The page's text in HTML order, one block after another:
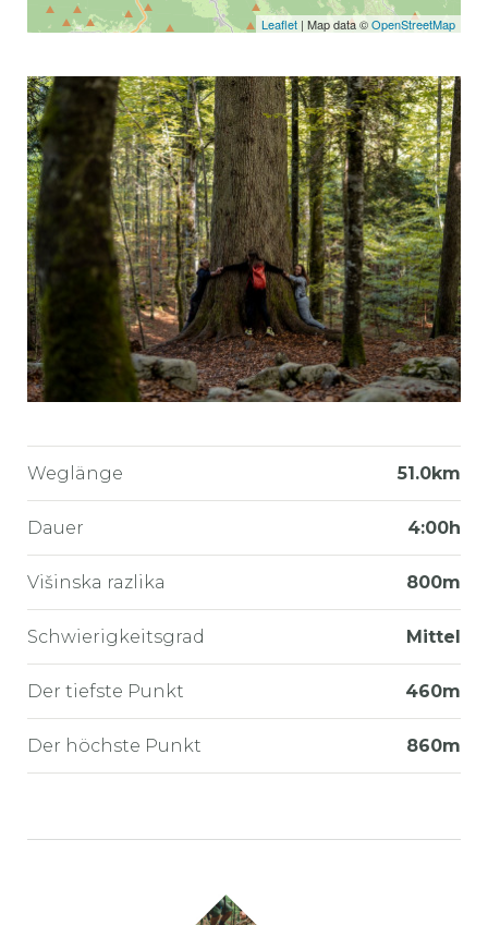
Leaflet | Map data ©OpenStreetMap
Weglänge 51.0km
Dauer 4:00h
Višinska razlika 800m
Schwierigkeitsgrad Mittel
Der tiefste Punkt 460m
Der höchste Punkt 860m